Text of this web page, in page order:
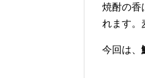
焼酎の香
れます。
今回は、